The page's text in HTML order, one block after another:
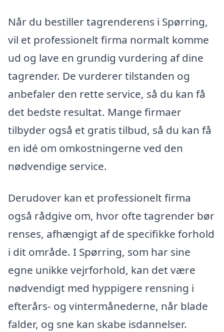
Når du bestiller tagrenderens i Spørring,
vil et professionelt firma normalt komme
ud og lave en grundig vurdering af dine
tagrender. De vurderer tilstanden og
anbefaler den rette service, så du kan få
det bedste resultat. Mange firmaer
tilbyder også et gratis tilbud, så du kan få
en idé om omkostningerne ved den
nødvendige service.
Derudover kan et professionelt firma
også rådgive om, hvor ofte tagrender bør
renses, afhængigt af de specifikke forhold
i dit område. I Spørring, som har sine
egne unikke vejrforhold, kan det være
nødvendigt med hyppigere rensning i
efterårs- og vintermånederne, når blade
falder, og sne kan skabe isdannelser.